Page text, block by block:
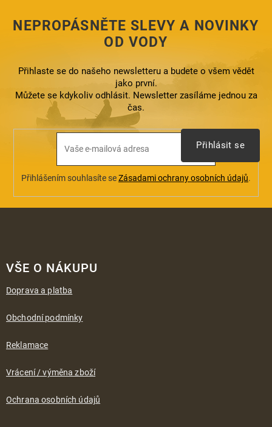
v
k
y
ý
p
i
s
u
NEPROPÁSNĚTE SLEVY A NOVINKY
OD VODY
Přihlaste se do našeho newsletteru a budete o všem vědět
jako první.
Můžete se kdykoliv odhlásit. Newsletter zasíláme jednou za
čas.
Přihlášením souhlasíte seZásadami ochrany osobních údajů.
Přihlásit se
VŠE O NÁKUPU
Doprava a platba
Obchodní podmínky
Reklamace
Vrácení / výměna zboží
Ochrana osobních údajů